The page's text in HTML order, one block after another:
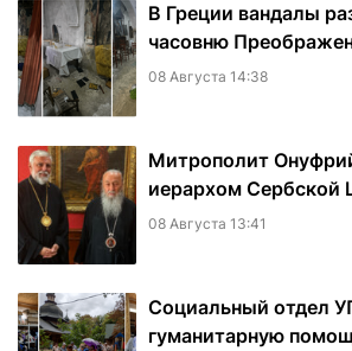
В Греции вандалы
часовню
08 Августа 14:38
Митрополит
иерархом Сербской
08 Августа 13:41
Социальный отдел
гуманитарную